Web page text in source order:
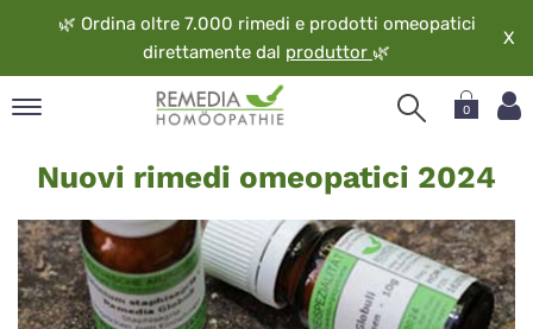
🌿 Ordina oltre 7.000 rimedi e prodotti omeopatici
direttamente dal produttor 🌿
X
0
rimedi
omeopatici
2024
Nuovi rimedi omeopatici 2024